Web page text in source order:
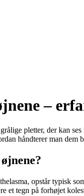
–
pletter, der kan
håndterer man dem
opstår typisk
et tegn på forhøjet